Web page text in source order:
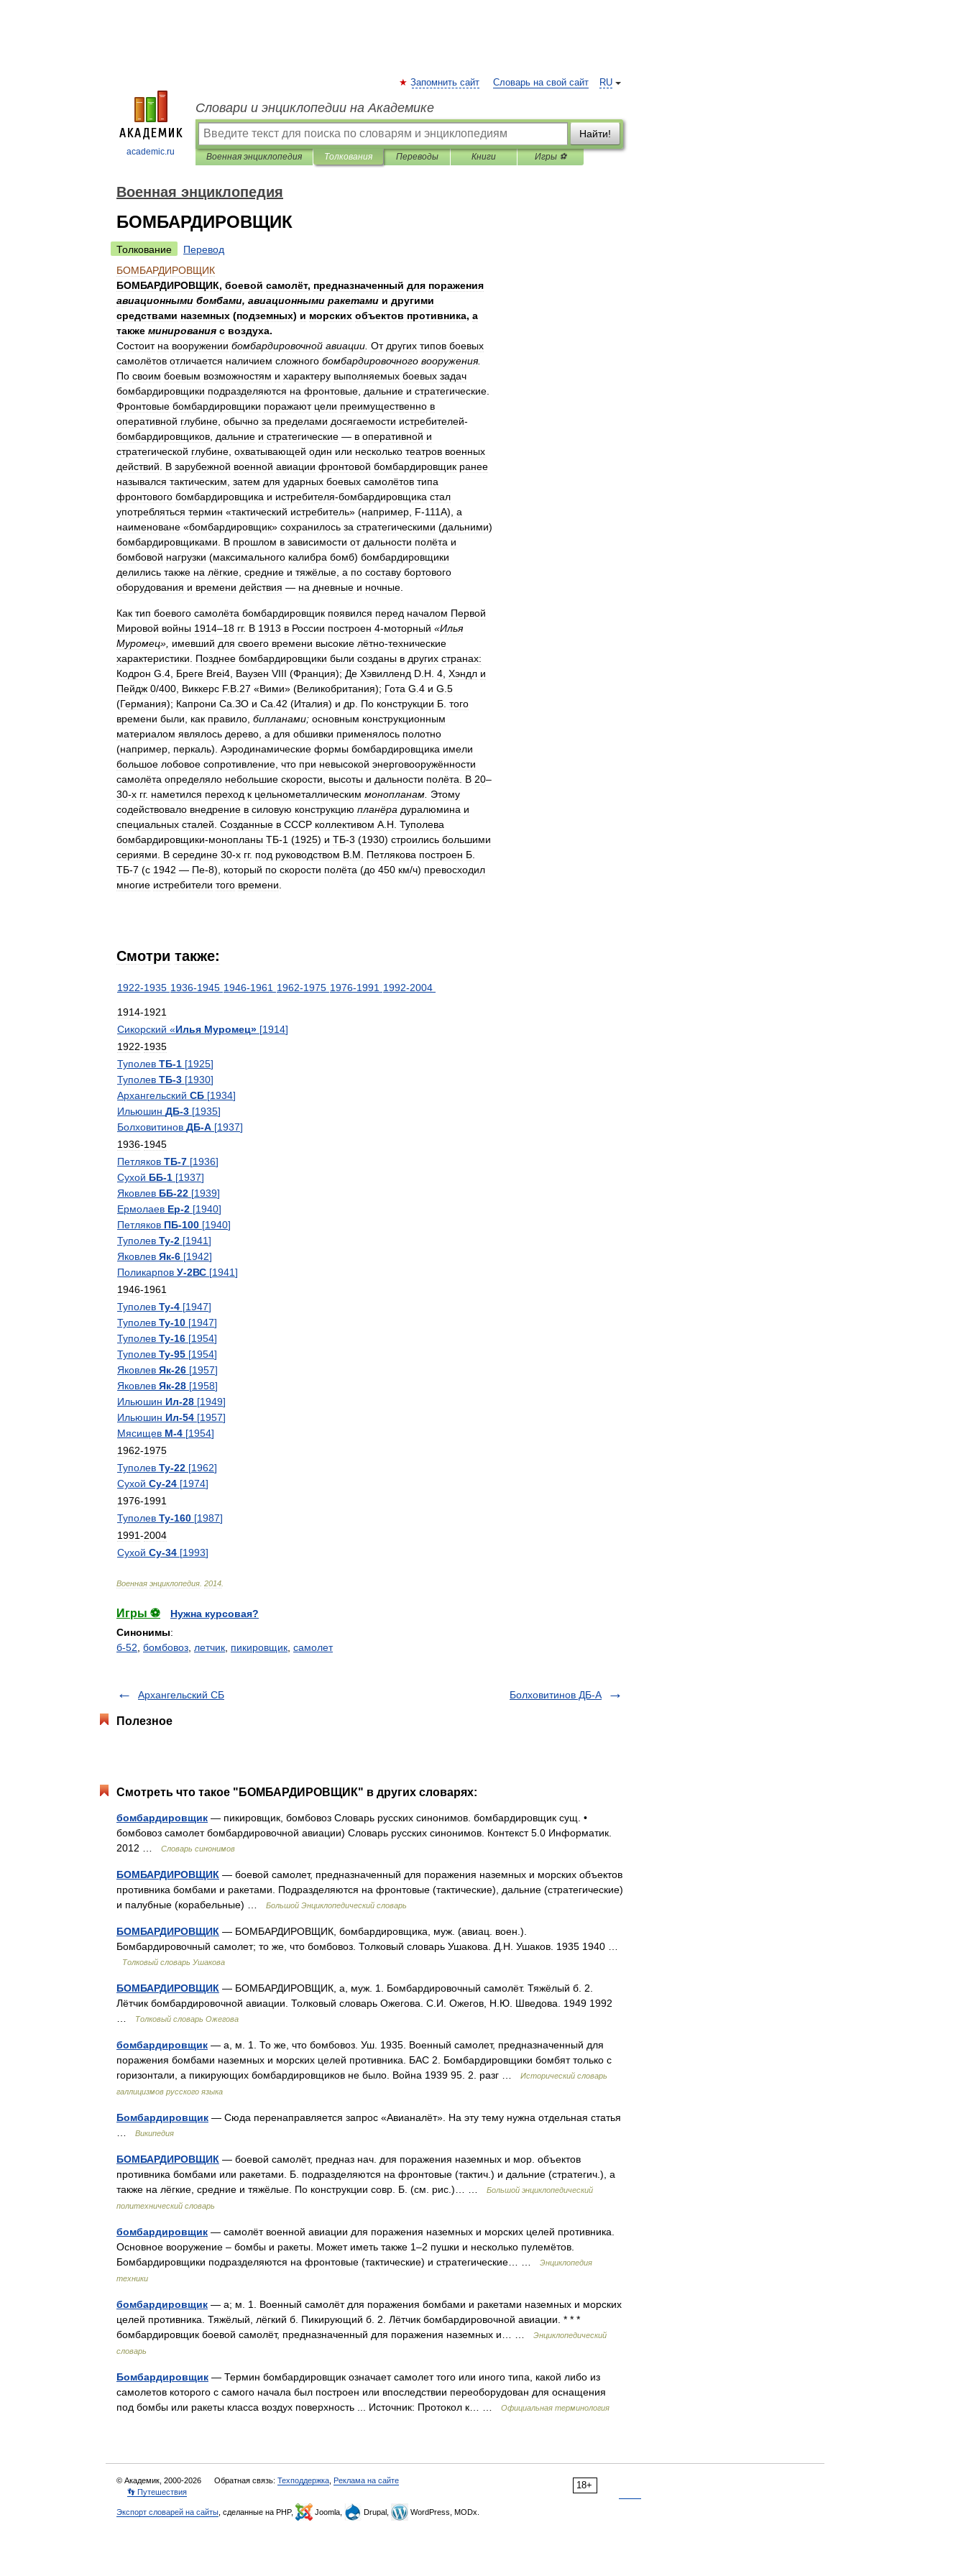
academic.ru
RU
Запомнить сайт Словарь на свой сайт
Словари и энциклопедии на Академике
Найти!
Военная энциклопедия Толкования Переводы Книги Игры ⚽
Военная энциклопедия
БОМБАРДИРОВЩИК
Толкование
Перевод
БОМБАРДИРОВЩИК
БОМБАРДИРОВЩИК, боевой самолёт, предназначенный для поражения
авиационными бомбами, авиационными ракетами и другими
средствами наземных (подземных) и морских объектов противника, а
также минирования с воздуха.
Состоит на вооружении бомбардировочной авиации От других типов боевых
самолётов отличается наличием сложного бомбардировочного вооружения.
По своим боевым возможностям и характеру выполняемых боевых задач
бомбардировщики подразделяются на фронтовые дальние и стратегические
Фронтовые бомбардировщики поражают цели преимущественно в
оперативной глубине обычно за пределами досягаемости истребителей-
бомбардировщиков дальние и стратегические — в оперативной и
стратегической глубине охватывающей один или несколько театров военных
действий
В зарубежной военной авиации фронтовой бомбардировщик ранее
назывался тактическим затем для ударных боевых самолётов типа
фронтового бомбардировщика и истребителя-бомбардировщика стал
употребляться термин «тактический истребитель» (например F-111A), а
наименоване «бомбардировщик» сохранилось за стратегическими (дальними)
бомбардировщиками
В прошлом в зависимости от дальности полёта и
бомбовой нагрузки (максимального калибра бомб) бомбардировщики
делились также на лёгкие средние и тяжёлые а по составу бортового
оборудования и времени действия — на дневные и ночные
Как тип боевого самолёта бомбардировщик появился перед началом Первой
Мировой войны 1914–18 гг. В 1913 в России построен 4-моторный «Илья
Муромец», имевший для своего времени высокие лётно-технические
характеристики
Позднее бомбардировщики были созданы в других странах:
Кодрон G 4 Бреге Brei4 Ваузен VIII (Франция); Де Хэвилленд D H 4 Хэндл и
Пейдж 0/400 Виккерс F. B 27 «Вими» (Великобритания); Гота G 4 и G 5
(Германия); Капрони Са ЗО и Са 42 (Италия) и др По конструкции Б того
времени были как правило бипланами; основным конструкционным
материалом являлось дерево а для обшивки применялось полотно
(например перкаль). Аэродинамические формы бомбардировщика имели
большое лобовое сопротивление что при невысокой энерговооружённости
самолёта определяло небольшие скорости высоты и дальности полёта В 20–
30-х гг. наметился переход к цельнометаллическим монопланам Этому
содействовало внедрение в силовую конструкцию планёра дуралюмина и
специальных сталей Созданные в СССР коллективом А Н Туполева
бомбардировщики-монопланы ТБ-1 (1925) и ТБ-3 (1930) строились большими
сериями
В середине 30-х гг. под руководством В М Петлякова построен Б
ТБ-7 (с 1942 — Пе-8), который по скорости полёта (до 450 км/ч) превосходил
многие истребители того времени
Смотри также:
1922-1935 1936-1945 1946-1961 1962-1975 1976-1991 1992-2004
1914-1921
Сикорский «Илья Муромец» [1914]
1922-1935
Туполев ТБ-1 [1925]
Туполев ТБ-3 [1930]
Архангельский СБ [1934]
Ильюшин ДБ-3 [1935]
Болховитинов ДБ-А [1937]
1936-1945
Петляков ТБ-7 [1936]
Сухой ББ-1 [1937]
Яковлев ББ-22 [1939]
Ермолаев Ер-2 [1940]
Петляков ПБ-100 [1940]
Туполев Ту-2 [1941]
Яковлев Як-6 [1942]
Поликарпов У-2ВС [1941]
1946-1961
Туполев Ту-4 [1947]
Туполев Ту-10 [1947]
Туполев Ту-16 [1954]
Туполев Ту-95 [1954]
Яковлев Як-26 [1957]
Яковлев Як-28 [1958]
Ильюшин Ил-28 [1949]
Ильюшин Ил-54 [1957]
Мясищев М-4 [1954]
1962-1975
Туполев Ту-22 [1962]
Сухой Су-24 [1974]
1976-1991
Туполев Ту-160 [1987]
1991-2004
Сухой Су-34 [1993]
Военная энциклопедия 2014
Игры ⚽
Нужна курсовая?
Синонимы:
б-52 бомбовоз летчик пикировщик самолет
Архангельский СБ Болховитинов ДБ-А
Полезное
Смотреть что такое "БОМБАРДИРОВЩИК" в других словарях:
бомбардировщик — пикировщик, бомбовоз Словарь русских синонимов. бомбардировщик сущ. •
бомбовоз самолет бомбардировочной авиации) Словарь русских синонимов. Контекст 5.0 Информатик.
2012 …
Словарь синонимов
БОМБАРДИРОВЩИК — боевой самолет, предназначенный для поражения наземных и морских объектов
противника бомбами и ракетами. Подразделяются на фронтовые (тактические), дальние (стратегические)
и палубные (корабельные) …
Большой Энциклопедический словарь
БОМБАРДИРОВЩИК — БОМБАРДИРОВЩИК, бомбардировщика, муж. (авиац. воен.).
Бомбардировочный самолет; то же, что бомбовоз. Толковый словарь Ушакова. Д.Н. Ушаков. 1935 1940 …
Толковый словарь Ушакова
БОМБАРДИРОВЩИК — БОМБАРДИРОВЩИК, а, муж. 1. Бомбардировочный самолёт. Тяжёлый б. 2.
Лётчик бомбардировочной авиации. Толковый словарь Ожегова. С.И. Ожегов, Н.Ю. Шведова. 1949 1992
Толковый словарь Ожегова
бомбардировщик — а, м. 1. То же, что бомбовоз. Уш. 1935. Военный самолет, предназначенный для
поражения бомбами наземных и морских целей противника. БАС 2. Бомбардировщики бомбят только с
горизонтали, а пикирующих бомбардировщиков не было. Война 1939 95. 2. разг …
Исторический словарь
галлицизмов русского языка
Бомбардировщик — Сюда перенаправляется запрос «Авианалёт». На эту тему нужна отдельная статья
Википедия
БОМБАРДИРОВЩИК — боевой самолёт, предназ нач. для поражения наземных и мор. объектов
противника бомбами или ракетами. Б. подразделяются на фронтовые (тактич.) и дальние (стратегич.), а
также на лёгкие, средние и тяжёлые. По конструкции совр. Б. (см. рис.)… …
Большой энциклопедический
политехнический словарь
бомбардировщик — самолёт военной авиации для поражения наземных и морских целей противника.
Основное вооружение – бомбы и ракеты. Может иметь также 1–2 пушки и несколько пулемётов.
Бомбардировщики подразделяются на фронтовые (тактические) и стратегические… …
Энциклопедия
техники
бомбардировщик — а; м. 1. Военный самолёт для поражения бомбами и ракетами наземных и морских
целей противника. Тяжёлый, лёгкий б. Пикирующий б. 2. Лётчик бомбардировочной авиации. * * *
бомбардировщик боевой самолёт, предназначенный для поражения наземных и… …
Энциклопедический
словарь
Бомбардировщик — Термин бомбардировщик означает самолет того или иного типа, какой либо из
самолетов которого с самого начала был построен или впоследствии переоборудован для оснащения
под бомбы или ракеты класса воздух поверхность ... Источник: Протокол к… …
Официальная терминология
18+
© Академик, 2000-2026 Обратная связь: Техподдержка Реклама на сайте
👣 Путешествия
Экспорт словарей на сайты , сделанные на PHP, Joomla, Drupal, WordPress, MODx.